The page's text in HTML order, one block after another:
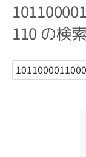
110 の検